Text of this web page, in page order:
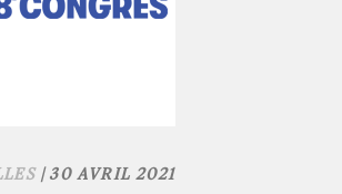
| 30 AVRIL 2021